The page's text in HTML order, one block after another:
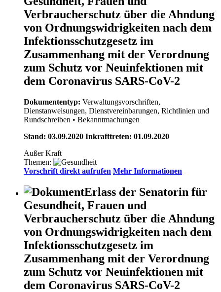
Verbraucherschutz über die Ahndung
von Ordnungswidrigkeiten nach dem
Infektionsschutzgesetz im
Zusammenhang mit der Verordnung
zum Schutz vor Neuinfektionen mit
dem Coronavirus SARS-CoV-2
Dokumententyp: Verwaltungsvorschriften,
Dienstanweisungen, Dienstvereinbarungen, Richtlinien und
Rundschreiben • Bekanntmachungen
Stand: 03.09.2020 Inkrafttreten: 01.09.2020
Außer Kraft
Themen:
Vorschrift direkt aufrufen Mehr Informationen
Erlass der Senatorin für
Gesundheit, Frauen und
Verbraucherschutz über die Ahndung
von Ordnungswidrigkeiten nach dem
Infektionsschutzgesetz im
Zusammenhang mit der Verordnung
zum Schutz vor Neuinfektionen mit
dem Coronavirus SARS-CoV-2